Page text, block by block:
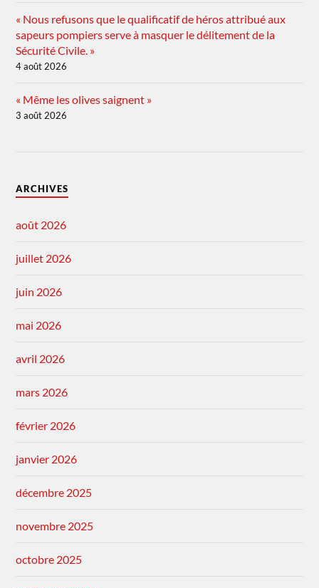
« Nous refusons que le qualificatif de héros attribué aux
sapeurs pompiers serve à masquer le délitement de la
Sécurité Civile. »
4 août 2026
« Même les olives saignent »
3 août 2026
ARCHIVES
août 2026
juillet 2026
juin 2026
mai 2026
avril 2026
mars 2026
février 2026
janvier 2026
décembre 2025
novembre 2025
octobre 2025